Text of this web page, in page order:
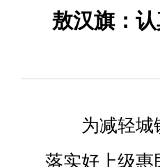
敖汉旗：
为减轻
落实好上级惠